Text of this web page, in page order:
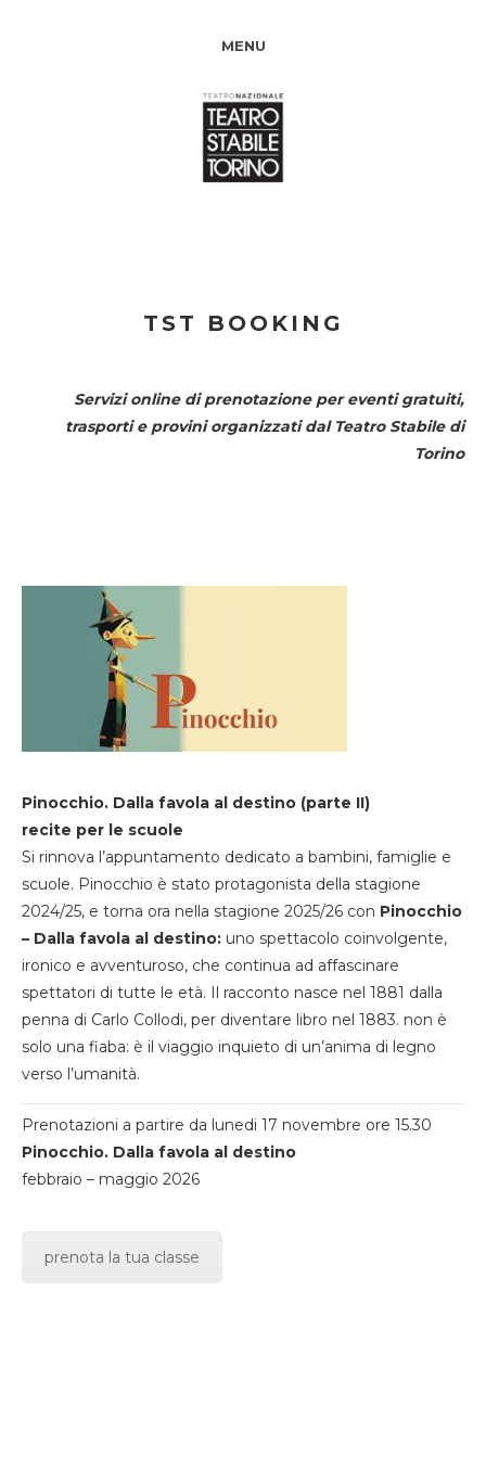
MENU
TST BOOKING
Servizi online di prenotazione per eventi gratuiti,
trasporti e provini organizzati dal Teatro Stabile di
Torino
Pinocchio. Dalla favola al destino (parte II)
recite per le scuole
Si rinnova l’appuntamento dedicato a bambini, famiglie e
scuole. Pinocchio è stato protagonista della stagione
2024/25, e torna ora nella stagione 2025/26 con Pinocchio
– Dalla favola al destino: uno spettacolo coinvolgente,
ironico e avventuroso, che continua ad affascinare
spettatori di tutte le età. Il racconto nasce nel 1881 dalla
penna di Carlo Collodi, per diventare libro nel 1883. non è
solo una fiaba: è il viaggio inquieto di un’anima di legno
verso l’umanità.
Prenotazioni a partire da lunedi 17 novembre ore 15.30
Pinocchio. Dalla favola al destino
febbraio – maggio 2026
prenota la tua classe